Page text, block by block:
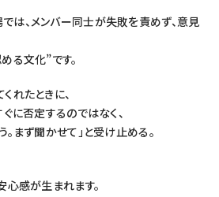
は、メンバー同士が失敗を責めず、意見
る文化”です。
れたときに、
ぐに否定するのではなく、
。まず聞かせて」と受け止める。
心感が生まれます。